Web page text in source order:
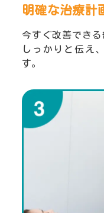
明確な治療計
今すぐ改善でき
しっかりと伝え
す。